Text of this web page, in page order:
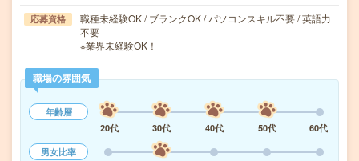
応募資格
職種未経験OK / ブランクOK / パソコンスキル不要 / 英語力
不要
※業界未経験OK！
職場の雰囲気
年齢層
20代
30代 40代 50代
60代
男女比率